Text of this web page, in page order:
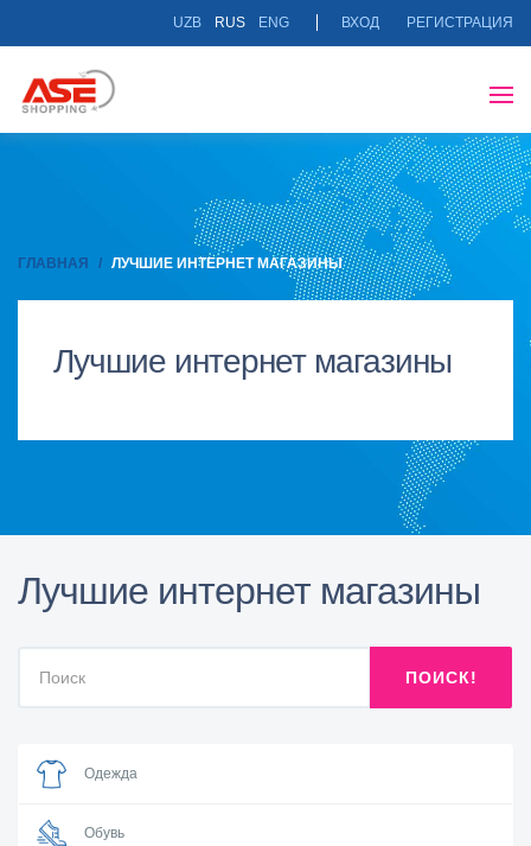
UZB RUS ENG ВХОД РЕГИСТРАЦИЯ
ГЛАВНАЯ ЛУЧШИЕ ИНТЕРНЕТ МАГАЗИНЫ
Лучшие интернет магазины
Лучшие интернет магазины
ПОИСК!
Одежда
Обувь